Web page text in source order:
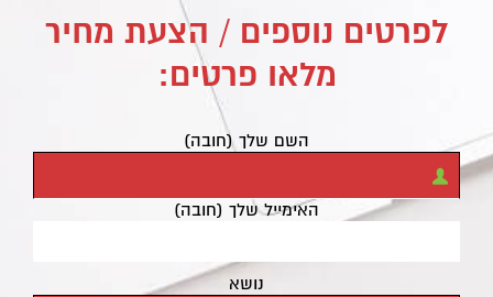
לפרטים נוספים / הצעת מחיר
מלאו פרטים:
השם שלך (חובה)
האימייל שלך (חובה)
נושא